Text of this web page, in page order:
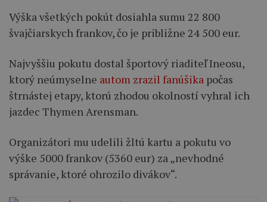
Výška všetkých pokút dosiahla sumu 22 800
švajčiarskych frankov, čo je približne 24 500 eur.
Najvyššiu pokutu dostal športový riaditeľ Ineosu,
ktorý neúmyselne autom zrazil fanúšika počas
štrnástej etapy, ktorú zhodou okolností vyhral ich
jazdec Thymen Arensman.
Organizátori mu udelili žltú kartu a pokutu vo
výške 5000 frankov (5360 eur) za „nevhodné
správanie, ktoré ohrozilo divákov“.